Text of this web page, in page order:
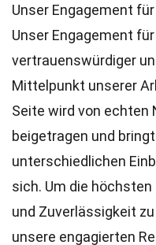
Unser Engagement
Unser Engagement
vertrauenswürdiger
Mittelpunkt unserer
Seite wird von echten
beigetragen und
unterschiedlichen
sich. Um die höchsten
und Zuverlässigkeit
unsere engagierten